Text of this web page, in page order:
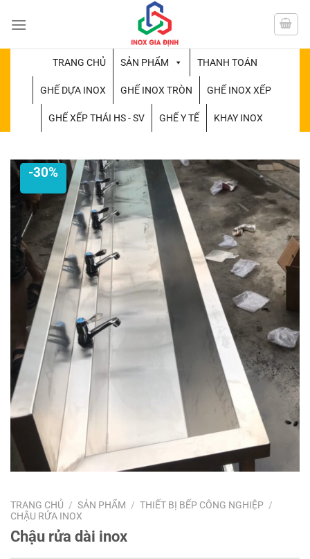
đến
TRANG CHỦ SẢN PHẨM THANH TOÁN
GHẾ DỰA INOX GHẾ INOX TRÒN GHẾ INOX XẾP
GHẾ XẾP THÁI HS - SV GHẾ Y TẾ KHAY INOX
-30%
TRANG CHỦ / SẢN PHẨM / THIẾT BỊ BẾP CÔNG NGHIỆP /
CHẬU RỬA INOX
Chậu rửa dài inox